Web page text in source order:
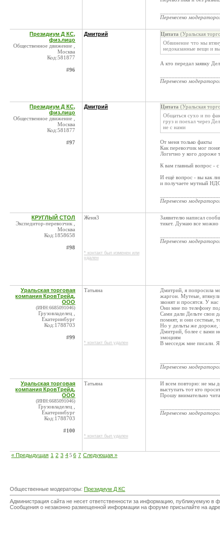
Перенесено
Президиум Д КС,
физ.лицо
Общественное движение ,
Москва
Код:581877
#96
Дмитрий Цитата (Уральская
Обвинение что мы
недоказанные вещи и
А кто передал заявку
Перенесено
Президиум Д КС,
физ.лицо
Общественное движение ,
Москва
Код:581877
#97
Дмитрий Цитата (Уральская
Общаться сухо и по
груз и поехал через
не с нами
От меня только факты
Как перевозчик мог
Логично у кого дороже
К вам главный вопрос -
И ещё вопрос - вы как
и получаете мутный
Перенесено
КРУГЛЫЙ СТОЛ
Экспедитор-перевозчик ,
Москва
Код:1858658
#98
Женя3
* контакт был изменен или
удален
Заявителю написал
тикет. Думаю все
Перенесено
Уральская торговая
компания КровТрейд,
ООО
(ИНН:6685091046)
Грузовладелец ,
Екатеринбург
Код:1788703
#99
Татьяна
* контакт был удален
Дмитрий, я попросила
жаргон. Мутеые,
звонят и просятся. У
Они мне по телефону
Сами дали Дельте свои
помнят, и они сестные,
Но у дельты же дороже,
Дмитрий, более с вами
эмоциям
В месседж мне писали. Я
Перенесено
Уральская торговая
компания КровТрейд,
ООО
(ИНН:6685091046)
Грузовладелец ,
Екатеринбург
Код:1788703
#100
Татьяна
* контакт был удален
И всем повторю: не мы
выступать тот кто
Прошу внимательно
Перенесено
« Предыдущая 1 2 3 45 6 7 Следующая »
Общественные модераторы: Президиум Д КС
Администрация сайта не несет ответственности за информацию, публикуемую
Сообщения о незаконно размещенной информации на форуме присылайте на